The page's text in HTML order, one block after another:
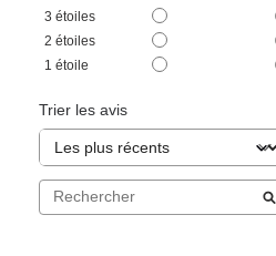
3 étoiles
2 étoiles
1 étoile
Trier les avis